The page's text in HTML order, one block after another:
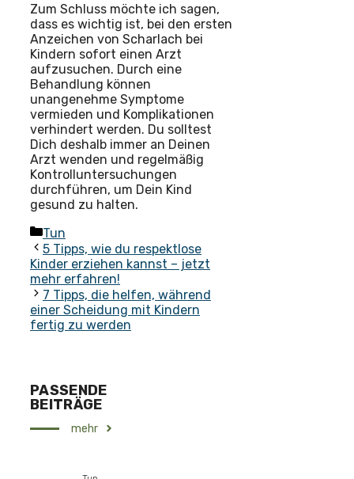
Zum Schluss möchte ich sagen,
dass es wichtig ist, bei den ersten
Anzeichen von Scharlach bei
Kindern sofort einen Arzt
aufzusuchen. Durch eine
Behandlung können
unangenehme Symptome
vermieden und Komplikationen
verhindert werden. Du solltest
Dich deshalb immer an Deinen
Arzt wenden und regelmäßig
Kontrolluntersuchungen
durchführen, um Dein Kind
gesund zu halten.
Kategorien
Tun
5 Tipps, wie du respektlose
Kinder erziehen kannst – jetzt
mehr erfahren!
7 Tipps, die helfen, während
einer Scheidung mit Kindern
fertig zu werden
PASSENDE
BEITRÄGE
mehr